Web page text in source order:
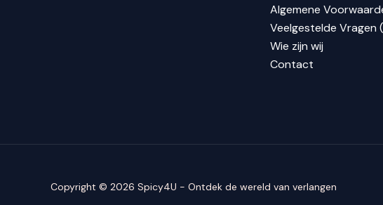
Algemene
Veelgestelde Vragen
Wie zijn wij
Contact
Copyright © 2026 Spicy4U - Ontdek de wereld van verlangen